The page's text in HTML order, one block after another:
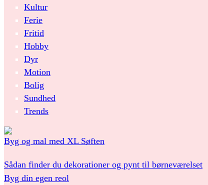
Kultur
Ferie
Fritid
Hobby
Dyr
Motion
Bolig
Sundhed
Trends
Byg og mal med XL Søften
Sådan finder du dekorationer og pynt til børneværelset
Byg din egen reol